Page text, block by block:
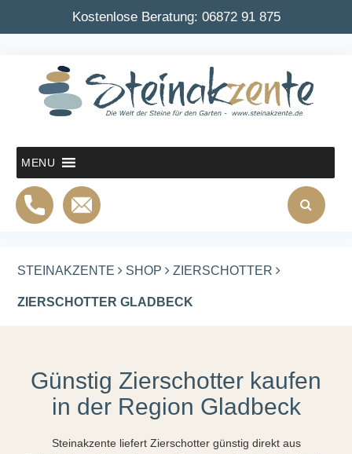
Kostenlose Beratung: 06872 91 875
MENU
STEINAKZENTE SHOP ZIERSCHOTTER
ZIERSCHOTTER GLADBECK
Günstig Zierschotter kaufen
in der Region Gladbeck
Steinakzente liefert Zierschotter günstig direkt aus